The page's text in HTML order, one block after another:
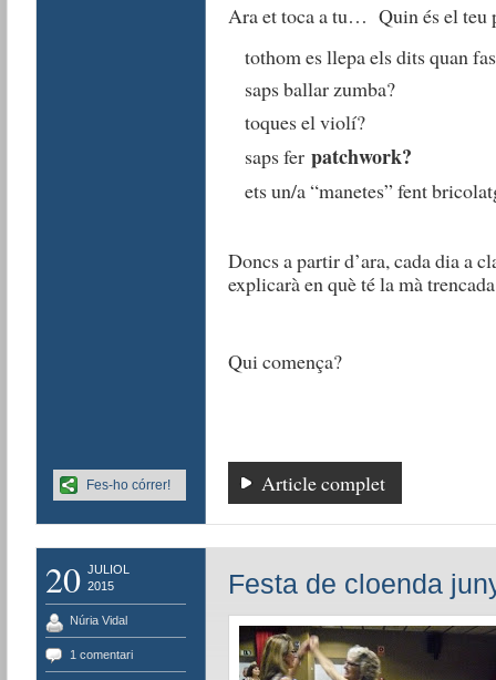
Ara et toca a tu… Quin és el teu
tothom es llepa els dits quan
saps ballar zumba?
toques el violí?
saps fer patchwork?
ets un/a “manetes” fent
Doncs a partir d’ara, cada dia a
explicarà en què té la mà
Qui comença?
Article complet
Fes-ho córrer!
20 JULIOL
2015
Núria Vidal
1 comentari
Festa de cloenda